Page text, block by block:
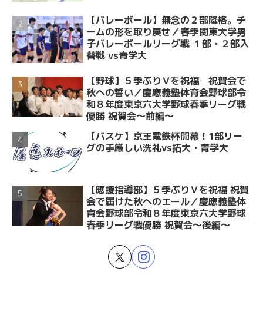
【バレーボール】無念の２部降格。チ
ームの形を取り戻せ／春季関東大学男
子バレーボールリーグ戦 １部・２部入
替戦 vs青学大
【野球】５季ぶりＶを祝福 祝賀会で
秋への誓い／慶應義塾体育会野球部令
和８年度東京六大学野球春季リーグ戦
優勝 祝賀会～前編～
【バスケ】京王電鉄杯開幕！1部リー
グの手厳しい洗礼vs拓大・青学大
【應援指導部】５季ぶりＶを祝福 祝賀
会で届けた秋へのエール／慶應義塾体
育会野球部令和８年度東京六大学野球
春季リーグ戦優勝 祝賀会～後編～